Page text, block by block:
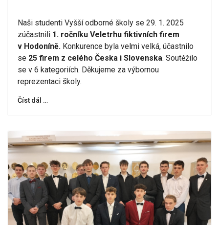
Naši studenti Vyšší odborné školy se 29. 1. 2025
zúčastnili 1. ročníku Veletrhu fiktivních firem
v Hodoníně. Konkurence byla velmi velká, účastnilo
se 25 firem z celého Česka i Slovenska. Soutěžilo
se v 6 kategoriích. Děkujeme za výbornou
reprezentaci školy.
Číst dál …